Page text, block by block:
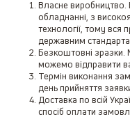
Власне виробництво.
обладнанні, з
технології, тому вся
державним
Безкоштовні зразки.
можемо відправити
Термін виконання
день прийняття
Доставка по всій
спосіб оплати